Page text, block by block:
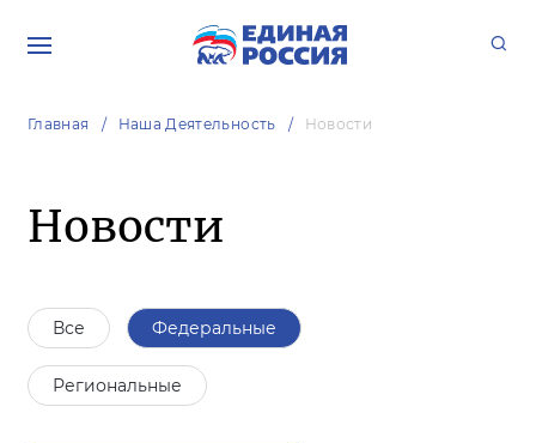
Главная Наша Деятельность Новости
Новости
Все Федеральные
Региональные